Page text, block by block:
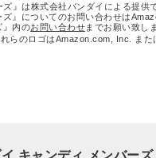
』は株式会社バンダイによる提供
』についてのお問い合わせは
』内のお問い合わせまでお願い致し
らのロゴはAmazon.com, Inc. また